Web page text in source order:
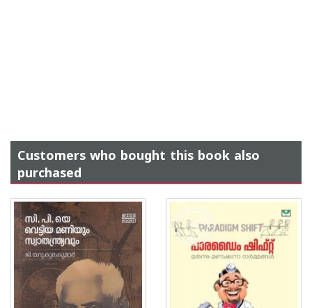
Customers who bought this book also
purchased